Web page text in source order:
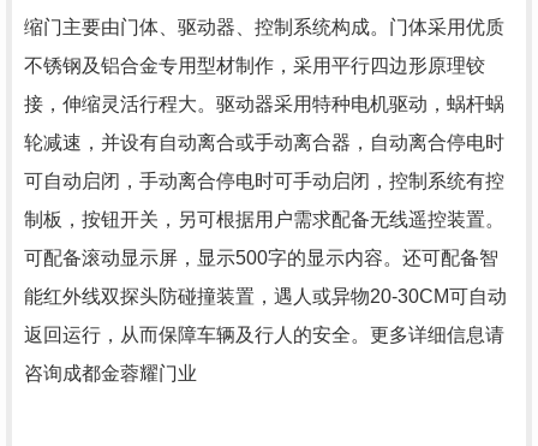
缩门主要由门体、驱动器、控制系统构成。门体采用优质
不锈钢及铝合金专用型材制作，采用平行四边形原理铰
接，伸缩灵活行程大。驱动器采用特种电机驱动，蜗杆蜗
轮减速，并设有自动离合或手动离合器，自动离合停电时
可自动启闭，手动离合停电时可手动启闭，控制系统有控
制板，按钮开关，另可根据用户需求配备无线遥控装置。
可配备滚动显示屏，显示500字的显示内容。还可配备智
能红外线双探头防碰撞装置，遇人或异物20-30CM可自动
返回运行，从而保障车辆及行人的安全。更多详细信息请
咨询成都金蓉耀门业